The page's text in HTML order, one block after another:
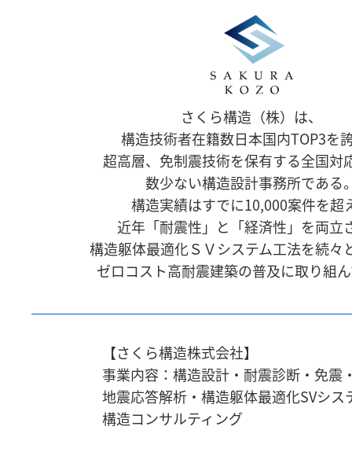
さくら構造（株）は、
構造技術者在籍数日本国内TOP3を
超高層、免制震技術を保有する全国対
数少ない構造設計事務所である
構造実績はすでに10,000案件を超
近年「耐震性」と「経済性」を両立
構造躯体最適化ＳＶシステム工法を続々
ゼロコスト高耐震建築の普及に取り組
【さくら構造株式会社】
事業内容：構造設計・耐震診断・免震
地震応答解析・ 構造躯体最適化SVシス
構造コンサルティング